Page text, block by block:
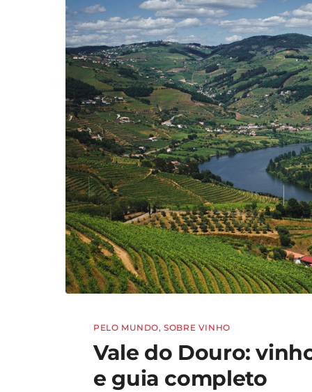
PELO MUNDO,SOBRE VINHO
Vale do Douro:
e guia completo